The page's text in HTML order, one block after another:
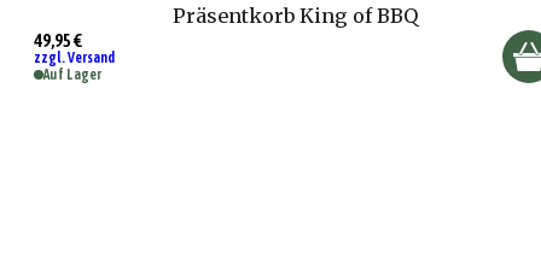
Präsentkorb King of BBQ
49,95 €
zzgl. Versand
Auf Lager